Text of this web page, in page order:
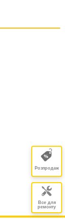
Розпродаж
Все для
ремонту